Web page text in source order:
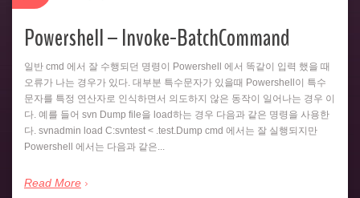
Powershell – Invoke-BatchCommand
일반 cmd 에서 잘 수행되던 명령이 Powershell 에서 똑같이 입력 했을 때
오류가 나는 경우가 있다. 대부분 특수문자가 있을때 Powershell이 특수
문자를 특정 연산자로 인식하면서 의도하지 않은 동작이 일어나는 경우 이
다. 예를 들어 svn Dump file을 load하는 경우 다음과 같은 명령을 사용한
다. svnadmin load C:svntest < .test.Dump cmd 에서는 잘 실행되지만
Powershell 에서는 다음과 같은...
Read More